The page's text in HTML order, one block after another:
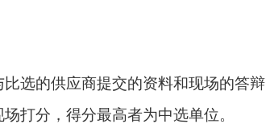
选的供应商提交的资料和现场的答辩
打分，得分最高者为中选单位。